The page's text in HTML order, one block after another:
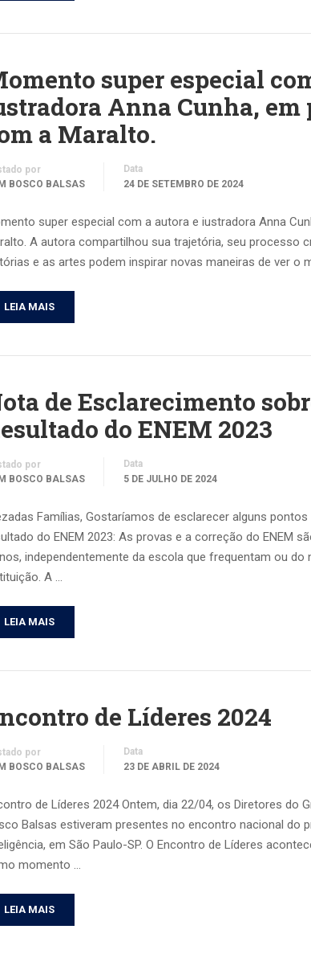
super especial
Anna Cunha, em
a Maralto.
por
BOSCO BALSAS
Data
24 DE SETEMBRO DE 2024
super especial com a autora e iustradora Anna
A autora compartilhou sua trajetória, seu processo
e as artes podem inspirar novas maneiras de ver o
LEIA MAIS
de Esclarecimento
do ENEM 2023
por
BOSCO BALSAS
Data
5 DE JULHO DE 2024
Famílias, Gostaríamos de esclarecer alguns
do ENEM 2023: As provas e a correção do ENEM
independentemente da escola que frequentam ou do
A …
LEIA MAIS
de Líderes 2024
por
BOSCO BALSAS
Data
23 DE ABRIL DE 2024
de Líderes 2024 Ontem, dia 22/04, os Diretores do
Balsas estiveram presentes no encontro nacional do
em São Paulo-SP. O Encontro de Líderes
momento …
LEIA MAIS